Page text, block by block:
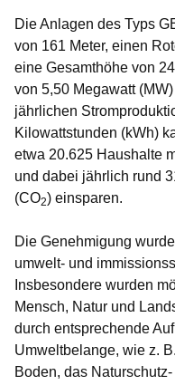
Die Anlagen des Typs
von 161 Meter, einen
eine Gesamthöhe von
von 5,50 Megawatt
jährlichen
Kilowattstunden (kWh)
etwa 20.625 Haushalte
und dabei jährlich rund
(CO2) einsparen.
Die Genehmigung
umwelt- und
Insbesondere wurden
Mensch, Natur und
durch entsprechende
Umweltbelange, wie z.
Boden, das